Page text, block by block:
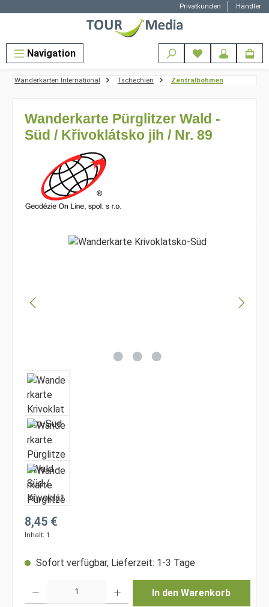
Zum Hauptinhalt springen Privatkunden Händler
Navigation
Wanderkarten International Tschechien Zentralböhmen
Wanderkarte Pürglitzer Wald -
Süd / Křivoklátsko jih / Nr. 89
Bildergalerie überspringen
Regulärer Preis:
8,45 €
Inhalt: 1
Sofort verfügbar, Lieferzeit: 1-3 Tage
In den Warenkorb